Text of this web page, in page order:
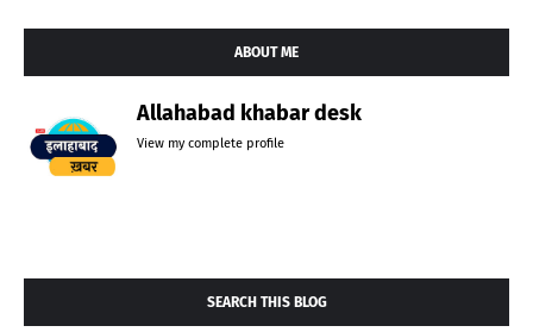
ABOUT ME
Allahabad khabar desk
View my complete profile
SEARCH THIS BLOG